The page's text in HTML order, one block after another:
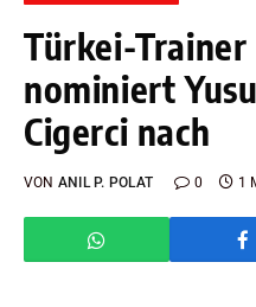
Türkei-
nominiert
Cigerci nach
VON ANIL P. POLAT 0 1